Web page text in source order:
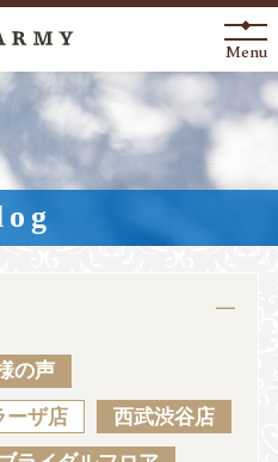
Arrival
Ring
Menu
の声
ーザ店 西武渋谷店